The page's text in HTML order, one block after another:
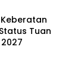
Tuan
2027